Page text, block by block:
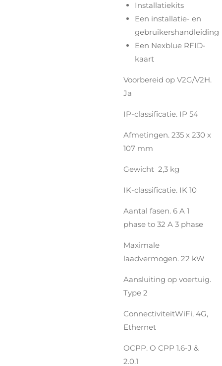
Installatiekits
Een installatie- en
gebruikershandleiding
Een Nexblue RFID-
kaart
Voorbereid op V2G/V2H.
Ja
IP-classificatie. IP 54
Afmetingen. 235 x 230 x
107 mm
Gewicht 2,3 kg
IK-classificatie. IK 10
Aantal fasen. 6 A 1
phase to 32 A 3 phase
Maximale
laadvermogen. 22 kW
Aansluiting op voertuig.
Type 2
ConnectiviteitWiFi, 4G,
Ethernet
OCPP. O CPP 1.6-J &
2.0.1